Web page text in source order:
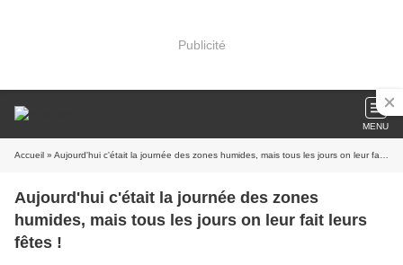
Publicité
MENU
Accueil » Aujourd'hui c'était la journée des zones humides, mais tous les jours on leur fait leurs fêtes !
Aujourd'hui c'était la journée des zones
humides, mais tous les jours on leur fait leurs
fêtes !